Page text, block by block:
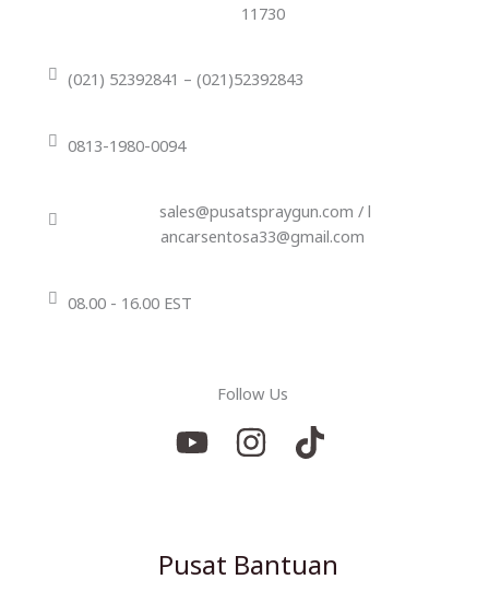
11730
(021) 52392841 – (021)52392843
0813-1980-0094
sales@pusatspraygun.com / l
ancarsentosa33@gmail.com
08.00 - 16.00 EST
Follow Us
Pusat Bantuan